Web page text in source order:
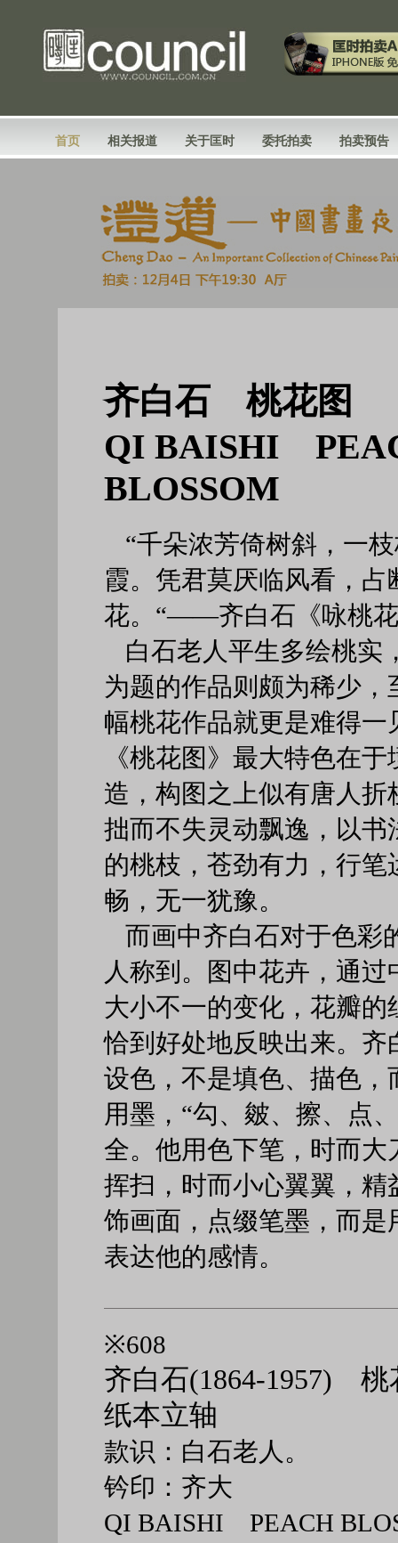
首页 相关报道 关于匡时 委托拍卖 拍卖预告
齐白石 桃花图
QI BAISHI
BLOSSOM
“千朵浓芳倚树斜，一
霞。凭君莫厌临风看，占
花。“——齐白石《咏桃
白石老人平生多绘桃实
为题的作品则颇为稀少，
幅桃花作品就更是难得一
《桃花图》最大特色在
造，构图之上似有唐人折
拙而不失灵动飘逸，以书
的桃枝，苍劲有力，行笔
畅，无一犹豫。
而画中齐白石对于色彩
人称到。图中花卉，通过
大小不一的变化，花瓣的
恰到好处地反映出来。齐
设色，不是填色、描色，
用墨，“勾、皴、擦、点
全。他用色下笔，时而大
挥扫，时而小心翼翼，
饰画面，点缀笔墨，而
表达他的感情。
※608
齐白石(1864-1957) 桃
纸本立轴
款识：白石老人。
钤印：齐大
QI BAISHI PEACH